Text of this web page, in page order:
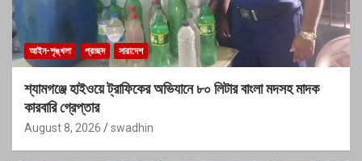
আইন-শৃঙ্খলা প্রচ্ছদ সারাদেশ
শ্যামগঞ্জে হাইওয়ে ট্রাফিকের অভিযানে ৮০ লিটার বাংলা মদসহ মাদক
কারবারি গ্রেপ্তার
August 8, 2026 swadhin